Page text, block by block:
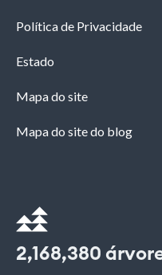
Política de Privacidade
Estado
Mapa do site
Mapa do site do blog
2,168,380